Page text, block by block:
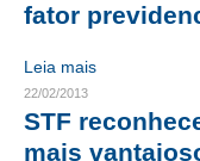
CARREIRA
AUTÔNOMOS E
NEWSLETTER
fator
Leia mais
22/02/2013
STF
mais